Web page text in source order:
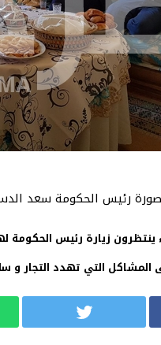
صورة رئيس الحكومة سعد الدسن
ينتظرون زيارة رئيس
التي تهدد التجار و